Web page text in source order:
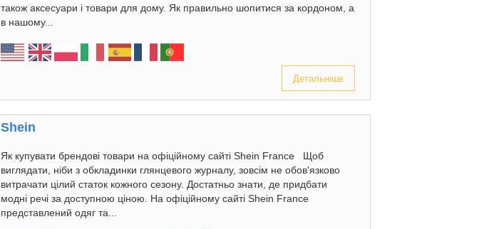
також аксесуари і товари для дому. Як правильно шопитися за кордоном, а
в нашому...
Детальніше
Shein
Як купувати брендові товари на офіційному сайті Shein France Щоб
виглядати, ніби з обкладинки глянцевого журналу, зовсім не обов'язково
витрачати цілий статок кожного сезону. Достатньо знати, де придбати
модні речі за доступною ціною. На офіційному сайті Shein France
представлений одяг та...